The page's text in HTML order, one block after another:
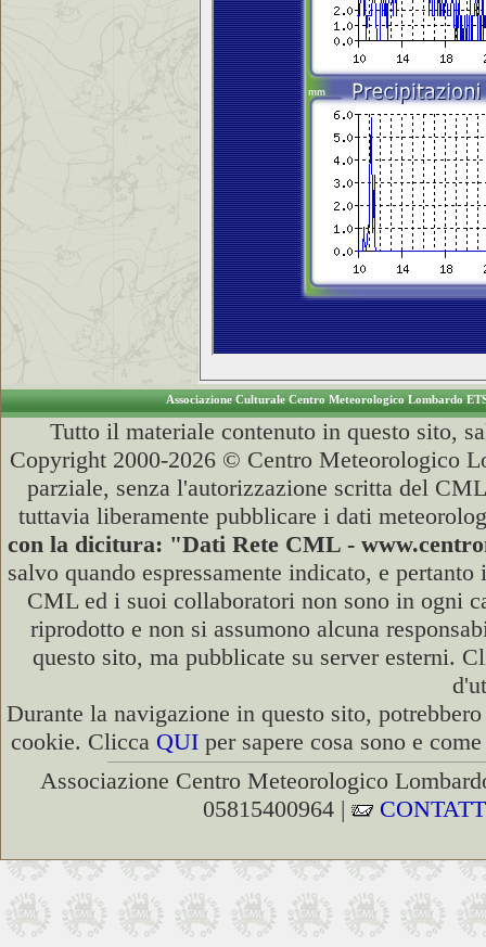
Associazione Culturale Centro Meteorologico Lombardo
Tutto il materiale contenuto in questo sito,
Copyright 2000-2026 © Centro Meteorologico
parziale, senza l'autorizzazione scritta del
tuttavia liberamente pubblicare i dati
con la dicitura: "Dati Rete CML -
salvo quando espressamente indicato, e
CML ed i suoi collaboratori non sono in ogni
riprodotto e non si assumono alcuna
questo sito, ma pubblicate su server esterni.
Durante la navigazione in questo sito,
cookie. Clicca QUI per sapere cosa sono e
Associazione Centro Meteorologico
05815400964 |